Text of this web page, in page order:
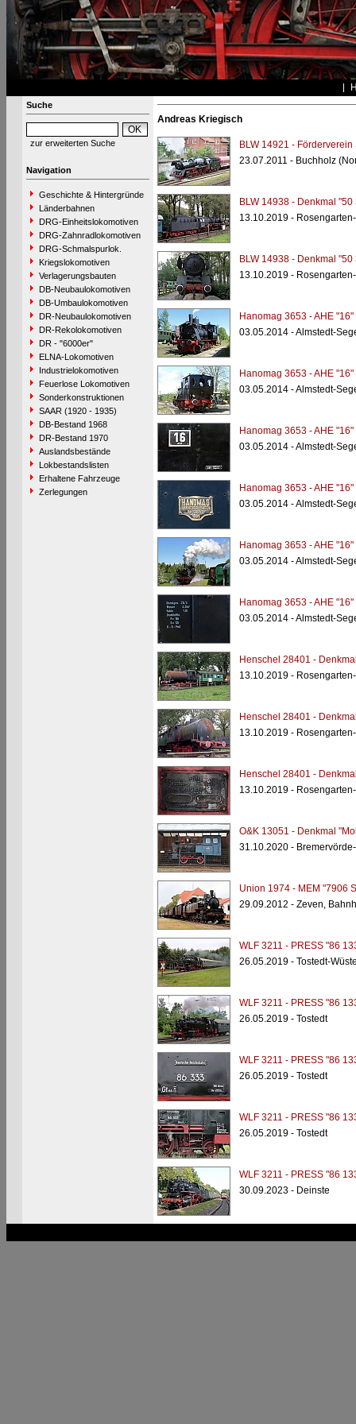
Suche
zur erweiterten Suche
Navigation
Geschichte & Hintergründe
Länderbahnen
DRG-Einheitslokomotiven
DRG-Zahnradlokomotiven
DRG-Schmalspurlok.
Kriegslokomotiven
Verlagerungsbauten
DB-Neubaulokomotiven
DB-Umbaulokomotiven
DR-Neubaulokomotiven
DR-Rekolokomotiven
DR - "6000er"
ELNA-Lokomotiven
Industrielokomotiven
Feuerlose Lokomotiven
Sonderkonstruktionen
SAAR (1920 - 1935)
DB-Bestand 1968
DR-Bestand 1970
Auslandsbestände
Lokbestandslisten
Erhaltene Fahrzeuge
Zerlegungen
Andreas Kriegisch
BLW 14921 -
23.07.2011 - Buchholz
BLW 14938 - Denkmal "50
13.10.2019 -
BLW 14938 - Denkmal "50
13.10.2019 -
Hanomag 3653 - AHE "16"
03.05.2014 - Almstedt-
Hanomag 3653 - AHE "16"
03.05.2014 - Almstedt-
Hanomag 3653 - AHE "16"
03.05.2014 - Almstedt-
Hanomag 3653 - AHE "16"
03.05.2014 - Almstedt-
Hanomag 3653 - AHE "16"
03.05.2014 - Almstedt-
Hanomag 3653 - AHE "16"
03.05.2014 - Almstedt-
Henschel 28401 -
13.10.2019 -
Henschel 28401 -
13.10.2019 -
Henschel 28401 -
13.10.2019 -
O&K 13051 - Denkmal
31.10.2020 -
Union 1974 - MEM "7906
29.09.2012 - Zeven,
WLF 3211 - PRESS "86
26.05.2019 - Tostedt-
WLF 3211 - PRESS "86
26.05.2019 - Tostedt
WLF 3211 - PRESS "86
26.05.2019 - Tostedt
WLF 3211 - PRESS "86
26.05.2019 - Tostedt
WLF 3211 - PRESS "86
30.09.2023 - Deinste